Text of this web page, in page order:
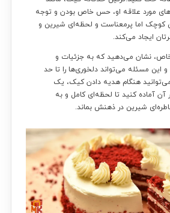
مورد علاقه او، حس خاص بودن و توجه
کوچک اما پرمعناست و لحظه‌ای شیرین و
ایجاد می‌کند.
نشان می‌دهید که به جزئیات و
و این مسئله می‌تواند دلخوری‌ها را تا حد
هنگام هدیه دادن کیک، یک
آن آماده کنید تا لحظه‌ای کامل و به
شیرین در ذهنش بماند.